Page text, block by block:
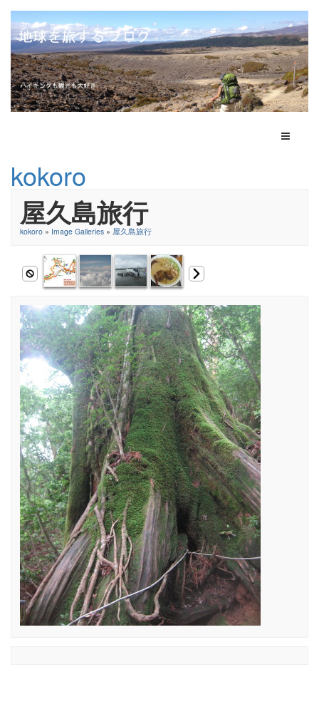
Toggle
kokoro
屋久島旅行
kokoro » Image Galleries » 屋久島旅行